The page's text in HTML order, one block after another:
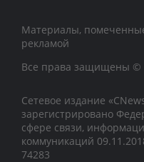
Материалы,
рекламой
Все права защищены ©
Сетевое издание
зарегистрировано
сфере связи,
коммуникаций
74283